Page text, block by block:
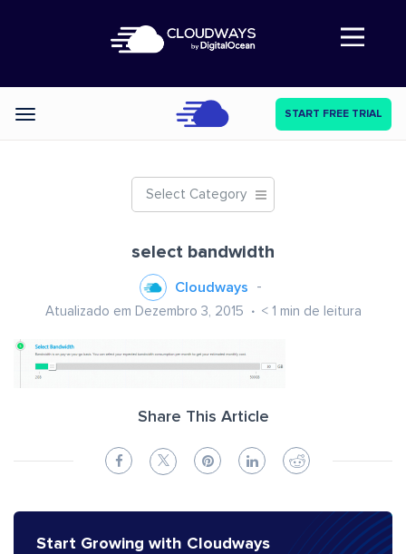
Abre a navegação
Categories START FREE TRIAL
Select Category
select bandwidth
Cloudways
Atualizado em Dezembro 3, 2015 < 1 min de leitura
Share This Article
Start Growing with Cloudways